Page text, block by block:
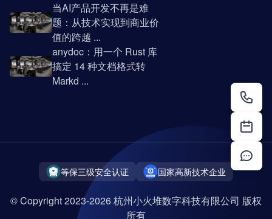
当AI产品开发不再是难
题：从技术实现到商业价
值的跨越 ...
anydoc：用一个 Rust 库
搞定 14 种文档格式转
Markd ...
等保三级安全认证 国家高新技术企业
© Copyright 2023-2026 杭州小火堆数字科技有限公司 版权
所有